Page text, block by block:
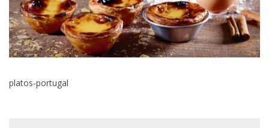
platos-portugal